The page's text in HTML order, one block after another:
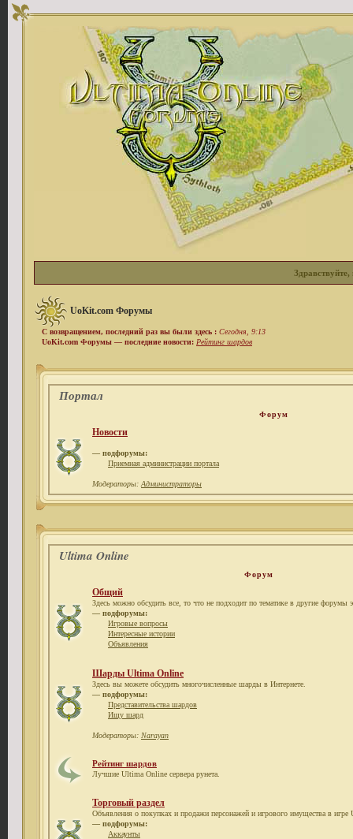
Здравствуйте,
UoKit.com Форумы
С возвращением, последний раз вы были здесь : Сегодня, 9:13
UoKit.com Форумы — последние новости: Рейтинг шардов
Портал
Форум
Новости
— подфорумы:
Приемная администрации портала
Модераторы: Администраторы
Ultima Online
Форум
Общий
Здесь можно обсудить все, то что не подходит по тематике в другие форумы
— подфорумы:
Игровые вопросы
Интересные истории
Объявления
Шарды Ultima Online
Здесь вы можете обсудить многочисленные шарды в Интернете.
— подфорумы:
Представительства шардов
Ищу шард
Модераторы: Narayan
Рейтинг шардов
Лучшие Ultima Online сервера рунета.
Торговый раздел
Объявления о покупках и продажи персонажей и игрового имущества в
— подфорумы:
Аккаунты